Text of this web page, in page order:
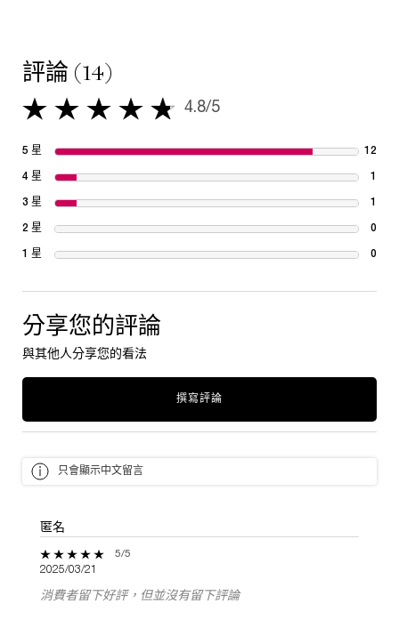
評論 (14)
4.8 out of 5 stars. 4.8/5
5 星 12
4 星 1
3 星 1
2 星 0
1 星 0
分享您的評論
與其他人分享您的看法
撰寫評論
只會顯示中文留言
匿名
5 out of 5 stars. 5/5
2025/03/21
消費者留下好評，但並沒有留下評論